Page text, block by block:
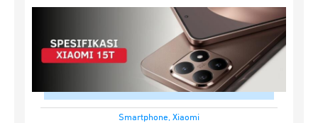
Smartphone, Xiaomi